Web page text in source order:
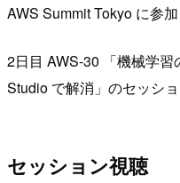
AWS Summit Tokyo に参加
2日目 AWS-30 「機械学
Studio で解消」のセッシ
セッション視聴